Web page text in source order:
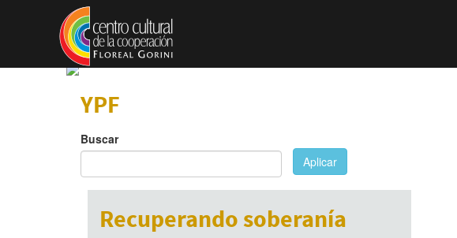
Pasar al contenido principal
YPF
Buscar
Aplicar
Recuperando soberanía